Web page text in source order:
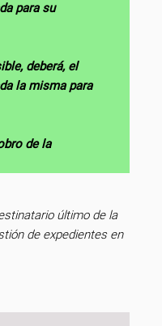
para su
deberá, el
la misma para
de la
último de la
de expedientes en